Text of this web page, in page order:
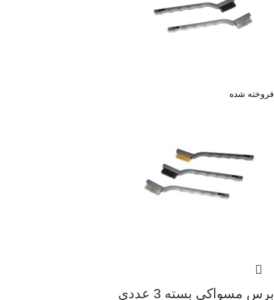
فروخته شده
برس مسواکی بسته 3 عددی